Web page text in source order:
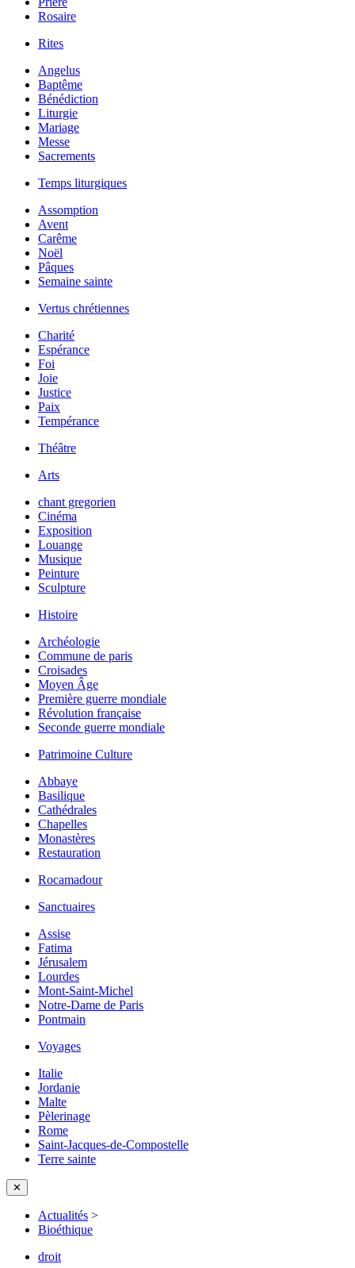
Rosaire
Rites
Angelus
Baptême
Bénédiction
Liturgie
Mariage
Messe
Sacrements
Temps liturgiques
Assomption
Avent
Carême
Noël
Pâques
Semaine sainte
Vertus chrétiennes
Charité
Espérance
Foi
Joie
Justice
Paix
Tempérance
Théâtre
Arts
chant gregorien
Cinéma
Exposition
Louange
Musique
Peinture
Sculpture
Histoire
Archéologie
Commune de paris
Croisades
Moyen Âge
Première guerre mondiale
Révolution française
Seconde guerre mondiale
Patrimoine Culture
Abbaye
Basilique
Cathédrales
Chapelles
Monastères
Restauration
Rocamadour
Sanctuaires
Assise
Fatima
Jérusalem
Lourdes
Mont-Saint-Michel
Notre-Dame de Paris
Pontmain
Voyages
Italie
Jordanie
Malte
Pèlerinage
Rome
Saint-Jacques-de-Compostelle
Terre sainte
✕
Actualités >
Bioéthique
droit